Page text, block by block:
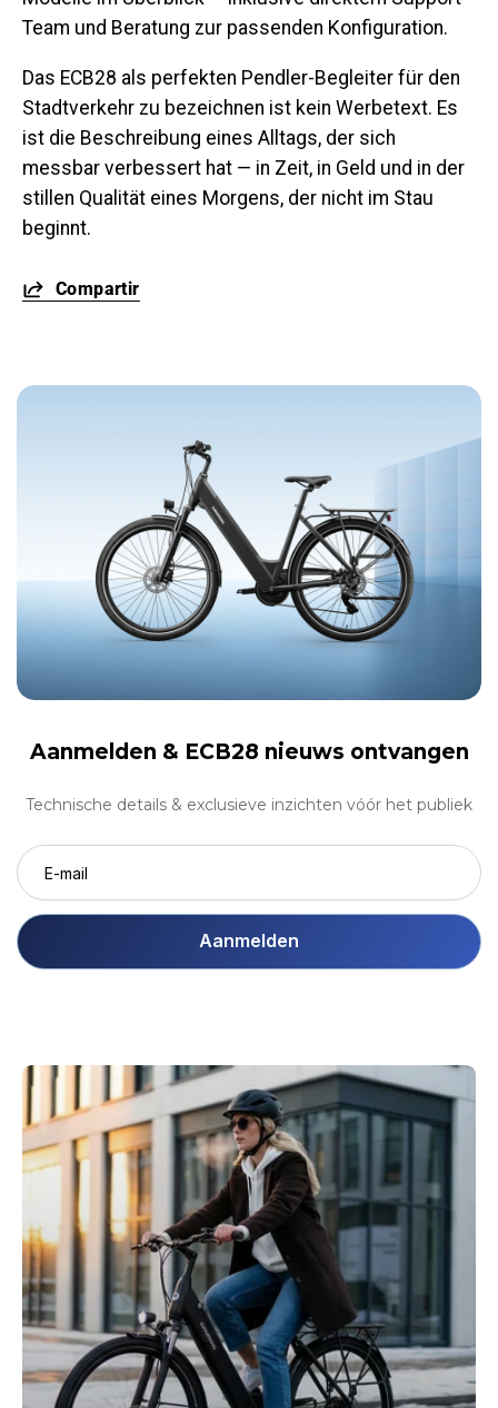
Team und Beratung zur passenden Konfiguration.
Das ECB28 als perfekten Pendler-Begleiter für den
Stadtverkehr zu bezeichnen ist kein Werbetext. Es
ist die Beschreibung eines Alltags, der sich
messbar verbessert hat — in Zeit, in Geld und in der
stillen Qualität eines Morgens, der nicht im Stau
beginnt.
Compartir
Aanmelden & ECB28 nieuws ontvangen
Technische details & exclusieve inzichten vóór het publiek
Aanmelden